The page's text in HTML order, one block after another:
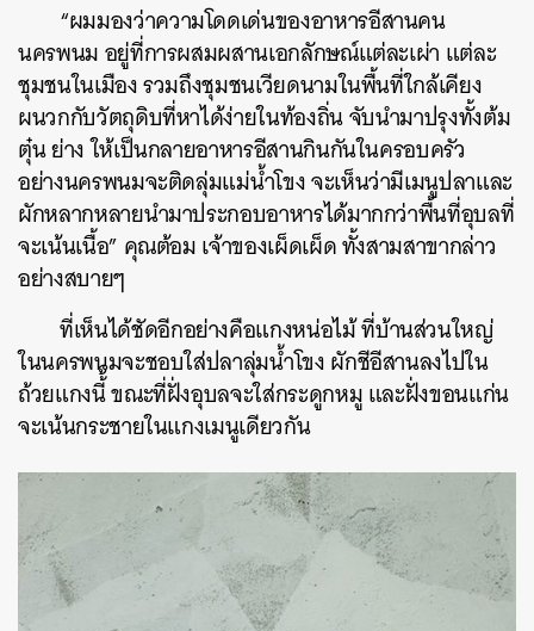
“ผมมองว่าความโดดเด่นของอาหารอีสานคน
นครพนม อยู่ที่การผสมผสานเอกลักษณ์แต่ละเผ่า แต่ละ
ชุมชนในเมือง รวมถึงชุมชนเวียดนามในพื้นที่ใกล้เคียง
ผนวกกับวัตถุดิบที่หาได้ง่ายในท้องถิ่น จับนำมาปรุงทั้งต้ม
ตุ๋น ย่าง ให้เป็นกลายอาหารอีสานกินกันในครอบครัว
อย่างนครพนมจะติดลุ่มแม่น้ำโขง จะเห็นว่ามีเมนูปลาและ
ผักหลากหลายนำมาประกอบอาหารได้มากกว่าพื้นที่อุบลที่
จะเน้นเนื้อ” คุณต้อม เจ้าของเผ็ดเผ็ด ทั้งสามสาขากล่าว
อย่างสบายๆ
ที่เห็นได้ชัดอีกอย่างคือแกงหน่อไม้ ที่บ้านส่วนใหญ่
ในนครพนมจะชอบใส่ปลาลุ่มน้ำโขง ผักชีอีสานลงไปใน
ถ้วยแกงนี้้ ขณะที่ฝั่งอุบลจะใส่กระดูกหมู และฝั่งขอนแก่น
จะเน้นกระชายในแกงเมนูเดียวกัน